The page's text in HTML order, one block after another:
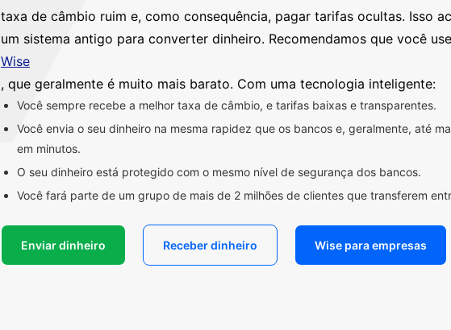
taxa de câmbio ruim e, como consequência, pagar tarifas ocultas. Isso
um sistema antigo para converter dinheiro. Recomendamos que você
Wise
, que geralmente é muito mais barato. Com uma tecnologia inteligente:
Você sempre recebe a melhor taxa de câmbio, e tarifas baixas e transparentes.
Você envia o seu dinheiro na mesma rapidez que os bancos e, geralmente, até
em minutos.
O seu dinheiro está protegido com o mesmo nível de segurança dos bancos.
Você fará parte de um grupo de mais de 2 milhões de clientes que transferem
Enviar dinheiro Receber dinheiro Wise para empresas